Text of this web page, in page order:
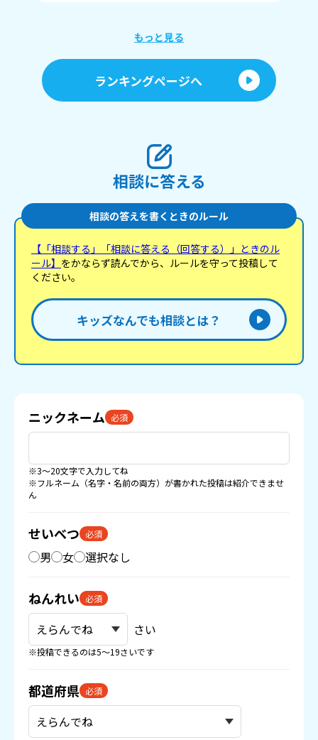
もっと見る
ランキングページへ
相談に答える
相談の答えを書くときのルール
【「相談する」「相談に答える（回答する）」ときのル
ール】 をかならず読んでから、ルールを守って投稿して
ください。
キッズなんでも相談とは？
ニックネーム 必須
※3〜20文字で入力してね
※フルネーム（名字・名前の両方）が書かれた投稿は紹介できませ
ん
せいべつ 必須
男 女 選択なし
ねんれい 必須
さい
※投稿できるのは5〜19さいです
都道府県 必須